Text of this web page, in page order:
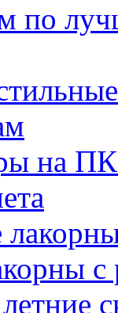
по
на
с